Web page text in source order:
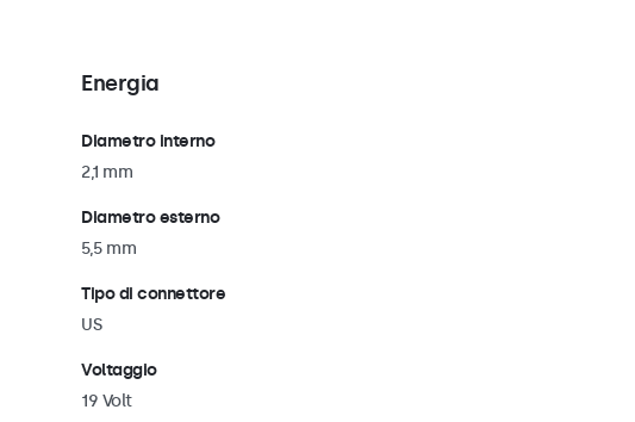
Energia
Diametro interno
2,1 mm
Diametro esterno
5,5 mm
Tipo di connettore
US
Voltaggio
19 Volt